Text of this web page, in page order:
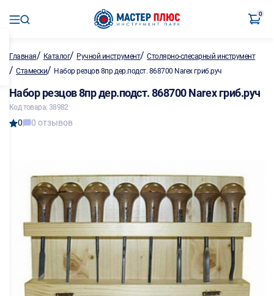
0
Главная/ Каталог/ Ручной инструмент/Столярно-слесарный инструмент
/ Стамески/ Набор резцов 8пр дер.подст. 868700 Narex гриб.руч
Набор резцов 8пр дер.подст. 868700 Narex гриб.руч
Код товара: 38982
0 0 отзывов